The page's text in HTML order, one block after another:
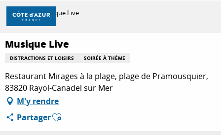
Aller
contenu
principal
DÉCOUVRIR
À FAIRE
SÉJOURNER
Accueil Musique Live
Musique Live
DISTRACTIONS ET LOISIRS SOIRÉE À THÈME
Restaurant Mirages à la plage, plage de Pramousquier,
83820 Rayol-Canadel sur Mer
M'y rendre
PartagerAjouter aux favoris